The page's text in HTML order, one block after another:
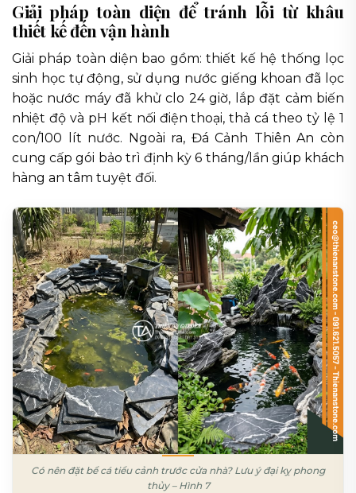
Giải pháp toàn diện để tránh lỗi từ khâu
thiết kế đến vận hành
Giải pháp toàn diện bao gồm: thiết kế hệ thống lọc
sinh học tự động, sử dụng nước giếng khoan đã lọc
hoặc nước máy đã khử clo 24 giờ, lắp đặt cảm biến
nhiệt độ và pH kết nối điện thoại, thả cá theo tỷ lệ 1
con/100 lít nước. Ngoài ra, Đá Cảnh Thiên An còn
cung cấp gói bảo trì định kỳ 6 tháng/lần giúp khách
hàng an tâm tuyệt đối.
Có nên đặt bể cá tiểu cảnh trước cửa nhà? Lưu ý đại kỵ phong
thủy – Hình 7